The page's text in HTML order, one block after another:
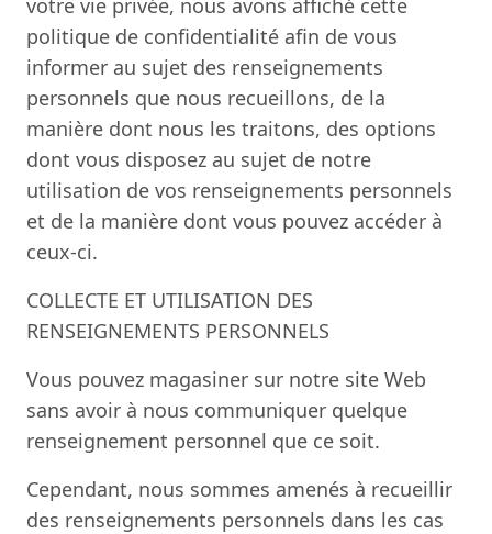
votre vie privée, nous avons affiché cette
politique de confidentialité afin de vous
informer au sujet des renseignements
personnels que nous recueillons, de la
manière dont nous les traitons, des options
dont vous disposez au sujet de notre
utilisation de vos renseignements personnels
et de la manière dont vous pouvez accéder à
ceux-ci.
COLLECTE ET UTILISATION DES
RENSEIGNEMENTS PERSONNELS
Vous pouvez magasiner sur notre site Web
sans avoir à nous communiquer quelque
renseignement personnel que ce soit.
Cependant, nous sommes amenés à recueillir
des renseignements personnels dans les cas